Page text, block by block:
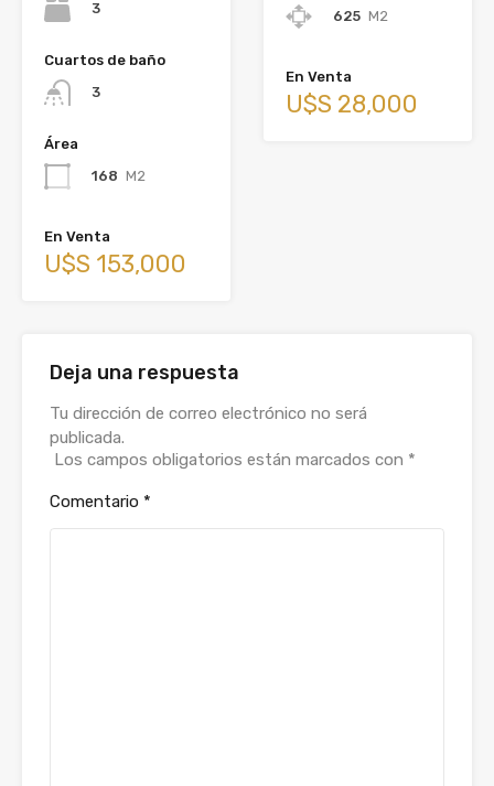
3
Cuartos de baño
3
Área
168 M2
En Venta
U$S 153,000
625 M2
En Venta
U$S 28,000
Deja una respuesta
Tu dirección de correo electrónico no será
publicada.
Los campos obligatorios están marcados con *
Comentario *